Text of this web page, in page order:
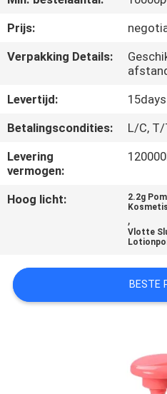
CONTACTEER
ONS
GEVALLEN
SITEMAP
PRIVACY
Prijs:
Verpakking Details:
Levertijd:
15days
Betalingscondities:
L/C, T/
Levering
vermogen:
Hoog licht:
2.2g
,
Vlotte
BESTE